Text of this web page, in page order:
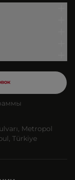
Metropol
Türkiye